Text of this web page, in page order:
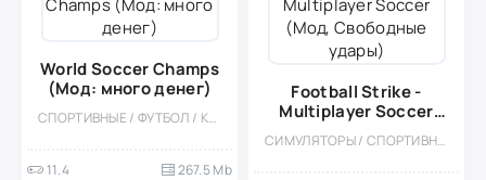
World Soccer Champs
(Мод: много денег)
СПОРТИВНЫЕ / ФУТБОЛ / КАЗУАЛЬНЫЕ / ОДНОПОЛЬЗОВАТЕЛЬСКИЕ / СТИЛИЗАЦИЯ / ОФЛАЙН / МОД / ВСТРОЕННЫЙ КЕШ / СИМУЛЯТОРЫ
11.4 267.5 Mb
Football Strike -
Multiplayer Soccer
(Мод, Свободные
удары)
СИМУЛЯТОРЫ / СПОРТИВНЫЕ / ФУТБОЛ / МНОГОПОЛЬЗОВАТЕЛЬСКАЯ / СОРЕВНОВАТЕЛЬНАЯ / РЕАЛИЗМ / МОД / ВСТРОЕННЫЙ КЕШ